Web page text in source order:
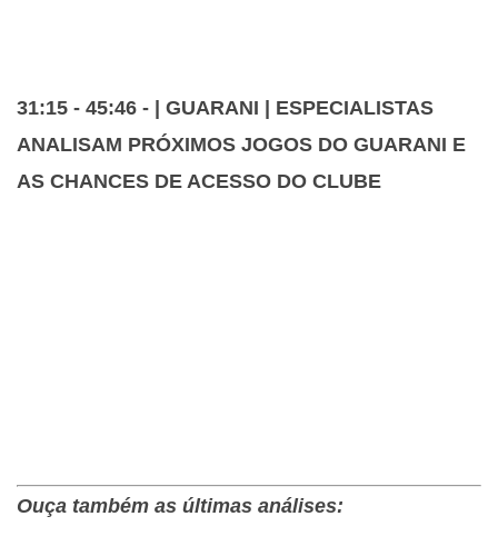
31:15 - 45:46 - | GUARANI | ESPECIALISTAS
ANALISAM PRÓXIMOS JOGOS DO GUARANI E
AS CHANCES DE ACESSO DO CLUBE
Ouça também as últimas análises: